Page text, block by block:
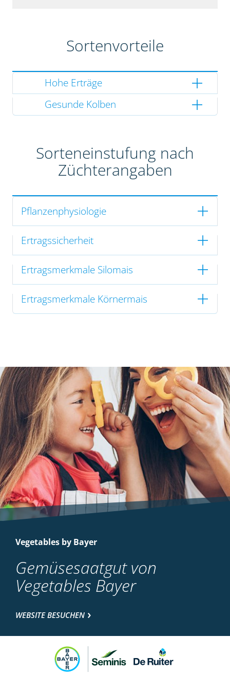
Sortenvorteile
Hohe Erträge
Gesunde Kolben
Sorteneinstufung nach
Züchterangaben
Pflanzenphysiologie
Ertragssicherheit
Ertragsmerkmale Silomais
Ertragsmerkmale Körnermais
Vegetables by Bayer
Gemüsesaatgut von
Vegetables Bayer
WEBSITE BESUCHEN